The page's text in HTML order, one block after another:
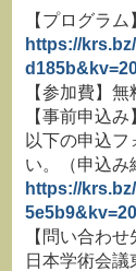
【プログラム
https://
【参加費】無
【事前申込み
以下の申込フ
い。（申込み
https://
【問い合わせ
日本学術会